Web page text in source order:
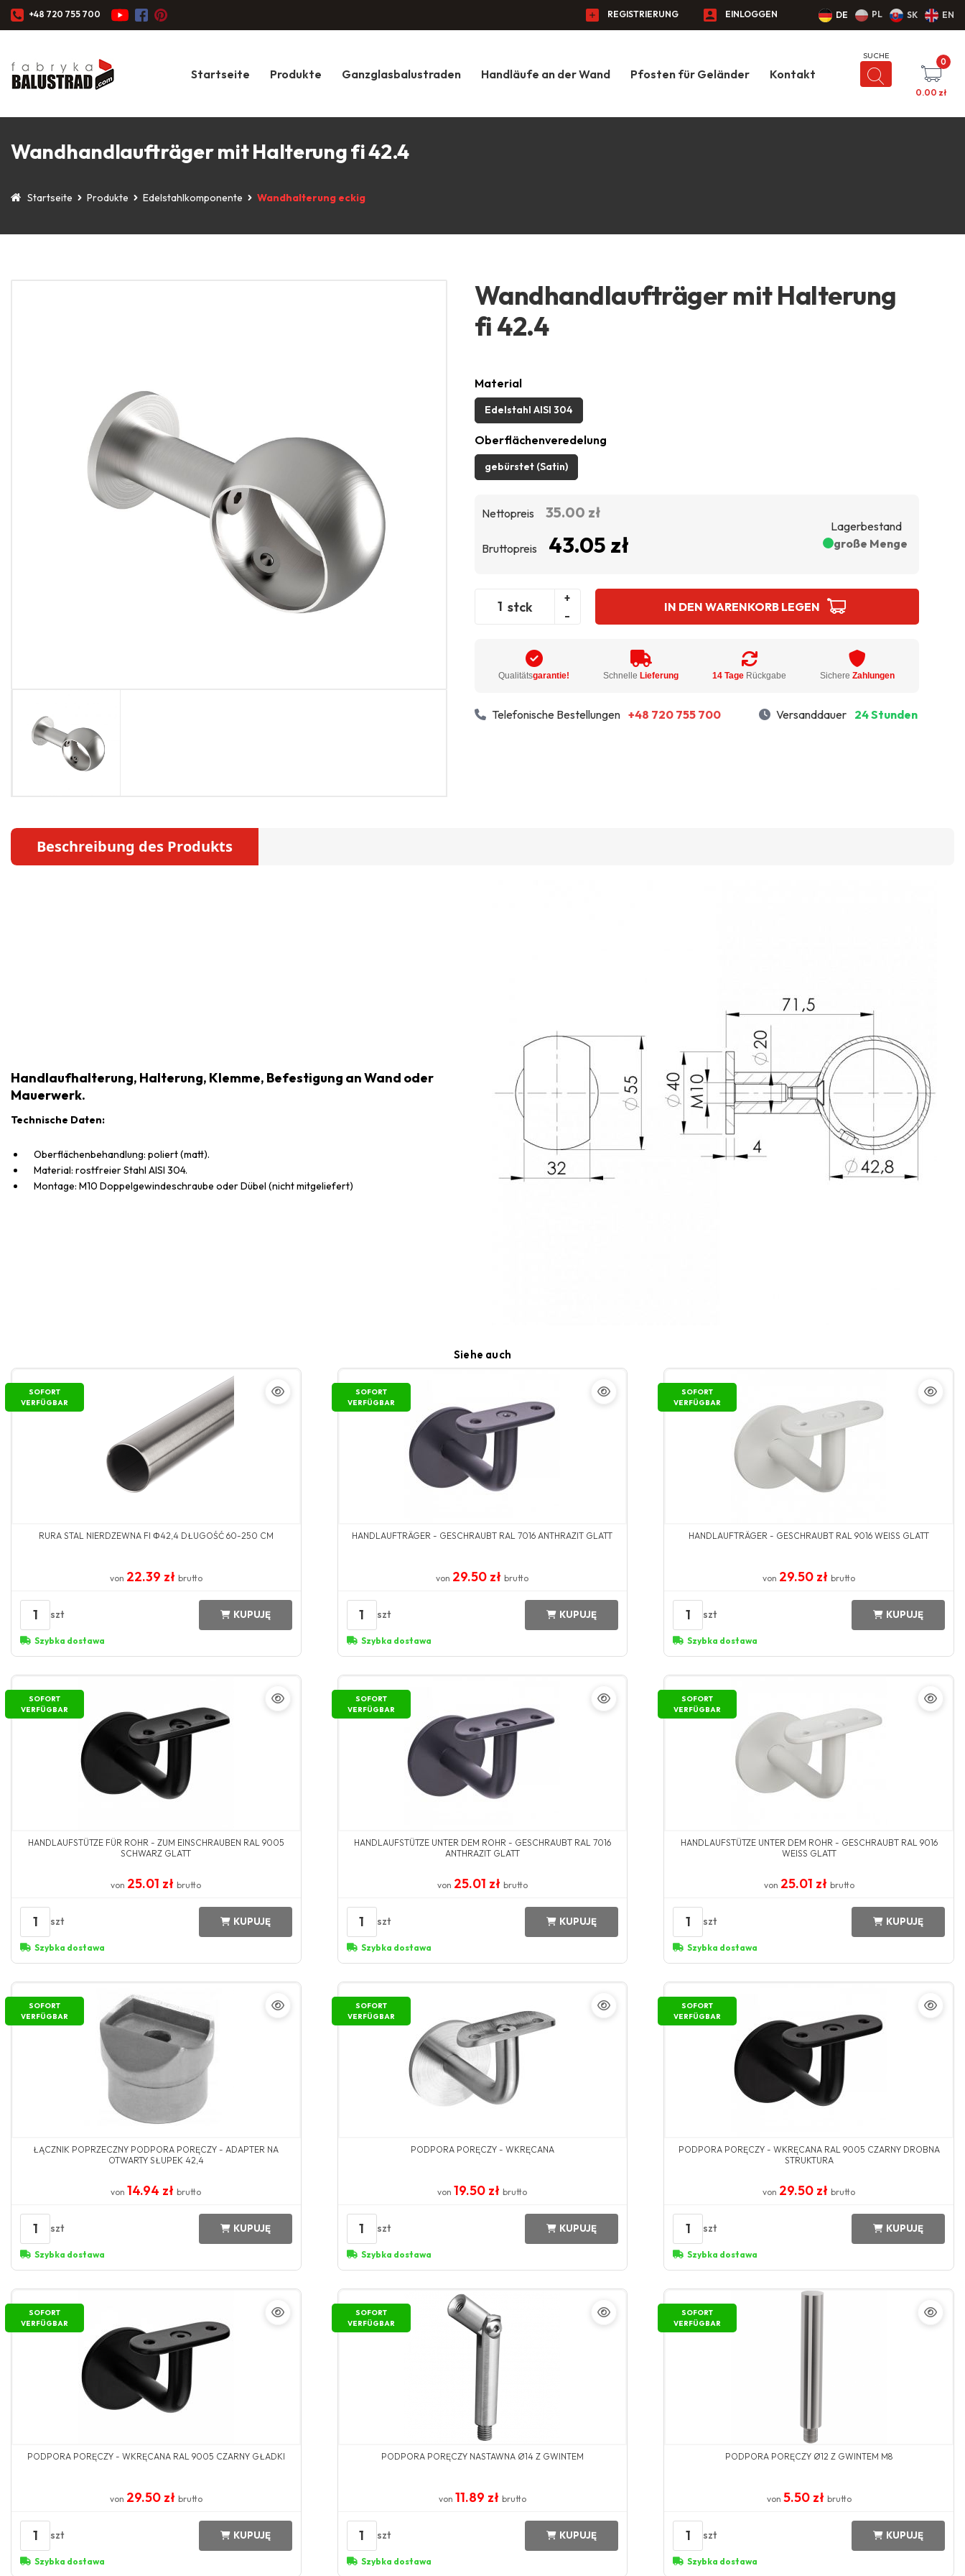
+48 720 755 700 REGISTRIERUNG EINLOGGEN DE PL SK EN
Startseite Produkte Ganzglasbalustraden Handläufe an der Wand Pfosten für Geländer Kontakt
0
0.00 zł
Wandhandlaufträger mit Halterung fi 42.4
Startseite Produkte Edelstahlkomponente Wandhalterung eckig
Wandhandlaufträger mit Halterung
fi 42.4
Material
Edelstahl AISI 304
Oberflächenveredelung
gebürstet (Satin)
Nettopreis 35.00 zł
Bruttopreis 43.05 zł
Lagerbestand
große Menge
stck
+
-
IN DEN WARENKORB LEGEN
Qualitätsgarantie! Schnelle Lieferung 14 Tage Rückgabe SichereZahlungen
Telefonische Bestellungen +48 720 755 700 Versanddauer 24 Stunden
Beschreibung des Produkts
Handlaufhalterung, Halterung, Klemme, Befestigung an Wand oder
Mauerwerk.
Technische Daten:
Oberflächenbehandlung: poliert (matt).
Material: rostfreier Stahl AISI 304.
Montage: M10 Doppelgewindeschraube oder Dübel (nicht mitgeliefert)
Siehe auch
SOFORT
VERFÜGBAR
RURA STAL NIERDZEWNA FI Φ42,4 DŁUGOŚĆ 60-250 CM
von 22.39 zł brutto
1 szt KUPUJĘ
Szybka dostawa
SOFORT
VERFÜGBAR
HANDLAUFTRÄGER - GESCHRAUBT RAL 7016 ANTHRAZIT GLATT
von 29.50 złbrutto
1 szt KUPUJĘ
Szybka dostawa
SOFORT
VERFÜGBAR
HANDLAUFTRÄGER - GESCHRAUBT RAL 9016 WEISS GLATT
von 29.50 złbrutto
1 szt KUPUJĘ
Szybka dostawa
SOFORT
VERFÜGBAR
HANDLAUFSTÜTZE FÜR ROHR - ZUM EINSCHRAUBEN RAL 9005
SCHWARZ GLATT
von 25.01 złbrutto
1 szt KUPUJĘ
Szybka dostawa
SOFORT
VERFÜGBAR
HANDLAUFSTÜTZE UNTER DEM ROHR - GESCHRAUBT RAL 7016
ANTHRAZIT GLATT
von 25.01 zł brutto
1 szt KUPUJĘ
Szybka dostawa
SOFORT
VERFÜGBAR
HANDLAUFSTÜTZE UNTER DEM ROHR - GESCHRAUBT RAL 9016
WEISS GLATT
von 25.01 zł brutto
1 szt KUPUJĘ
Szybka dostawa
SOFORT
VERFÜGBAR
ŁĄCZNIK POPRZECZNY PODPORA PORĘCZY - ADAPTER NA
OTWARTY SŁUPEK 42,4
von14.94 złbrutto
1 szt KUPUJĘ
Szybka dostawa
SOFORT
VERFÜGBAR
PODPORA PORĘCZY - WKRĘCANA
von19.50 złbrutto
1 szt KUPUJĘ
Szybka dostawa
SOFORT
VERFÜGBAR
PODPORA PORĘCZY - WKRĘCANA RAL 9005 CZARNY DROBNA
STRUKTURA
von 29.50 złbrutto
1 szt KUPUJĘ
Szybka dostawa
SOFORT
VERFÜGBAR
PODPORA PORĘCZY - WKRĘCANA RAL 9005 CZARNY GŁADKI
von 29.50 zł brutto
1 szt KUPUJĘ
Szybka dostawa
SOFORT
VERFÜGBAR
PODPORA PORĘCZY NASTAWNA Ø14 Z GWINTEM
von 11.89 zł brutto
1 szt KUPUJĘ
Szybka dostawa
SOFORT
VERFÜGBAR
PODPORA PORĘCZY Ø12 Z GWINTEM M8
von 5.50 zł brutto
1 szt KUPUJĘ
Szybka dostawa